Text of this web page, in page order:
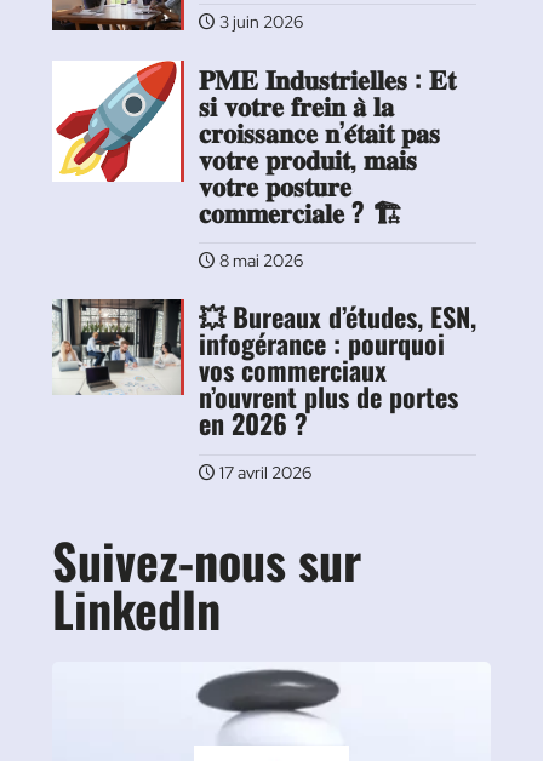
3 juin 2026
𝐏𝐌𝐄 𝐈𝐧𝐝𝐮𝐬𝐭𝐫𝐢𝐞𝐥𝐥𝐞𝐬 : 𝐄𝐭
𝐬𝐢 𝐯𝐨𝐭𝐫𝐞 𝐟𝐫𝐞𝐢𝐧 𝐚̀ 𝐥𝐚
𝐜𝐫𝐨𝐢𝐬𝐬𝐚𝐧𝐜𝐞 𝐧’𝐞́𝐭𝐚𝐢𝐭 𝐩𝐚𝐬
𝐯𝐨𝐭𝐫𝐞 𝐩𝐫𝐨𝐝𝐮𝐢𝐭, 𝐦𝐚𝐢𝐬
𝐯𝐨𝐭𝐫𝐞 𝐩𝐨𝐬𝐭𝐮𝐫𝐞
𝐜𝐨𝐦𝐦𝐞𝐫𝐜𝐢𝐚𝐥𝐞 ? 🏗️
8 mai 2026
💥 Bureaux d’études, ESN,
infogérance : pourquoi
vos commerciaux
n’ouvrent plus de portes
en 2026 ?
17 avril 2026
Suivez-nous sur
LinkedIn